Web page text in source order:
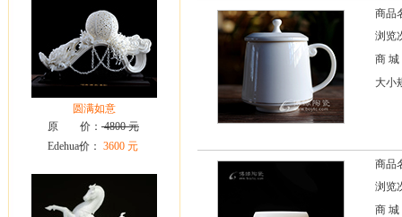
圆满如意
原 价： 4800 元
Edehua价： 3600 元
商品
浏览
商 城
大小
商品
浏览
商 城